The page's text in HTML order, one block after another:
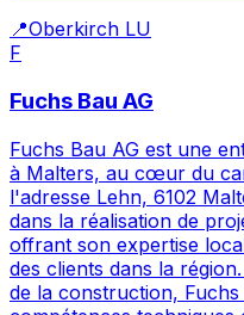
📍Oberkirch LU
F
Fuchs Bau AG
Fuchs Bau AG est une
à Malters, au cœur du
l'adresse Lehn, 6102
dans la réalisation de
offrant son expertise
des clients dans la
de la construction, Fuchs